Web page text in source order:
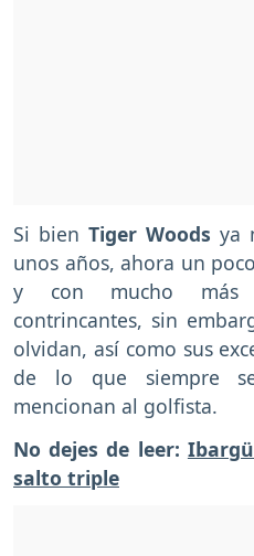
Si bien Tiger Woods ya
unos años, ahora un
y con mucho más
contrincantes, sin
olvidan, así como sus
de lo que siempre
mencionan al golfista.
No dejes de leer:
salto triple